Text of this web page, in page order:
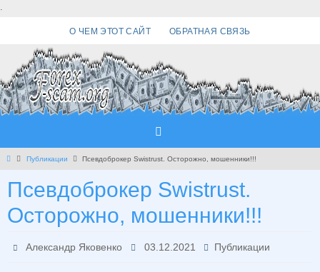
.
О ЧЕМ ЭТОТ САЙТ ОБРАТНАЯ СВЯЗЬ
Главная
Публикации Псевдоброкер Swistrust. Осторожно, мошенники!!!
Псевдоброкер Swistrust.
Осторожно, мошенники!!!
Александр Яковенко 03.12.2021 Публикации